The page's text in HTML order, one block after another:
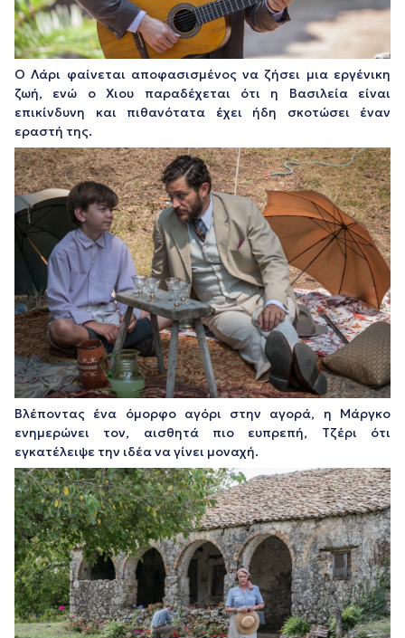
Ο Λάρι φαίνεται αποφασισμένος να ζήσει μια εργένικη
ζωή, ενώ ο Χιου παραδέχεται ότι η Βασιλεία είναι
επικίνδυνη και πιθανότατα έχει ήδη σκοτώσει έναν
εραστή της.
Βλέποντας ένα όμορφο αγόρι στην αγορά, η Μάργκο
ενημερώνει τον, αισθητά πιο ευπρεπή, Τζέρι ότι
εγκατέλειψε την ιδέα να γίνει μοναχή.